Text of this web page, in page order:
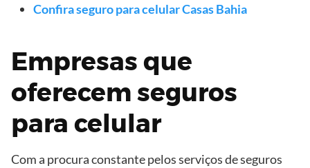
Confira seguro para celular Casas Bahia
Empresas que
oferecem seguros
para celular
Com a procura constante pelos serviços de seguros